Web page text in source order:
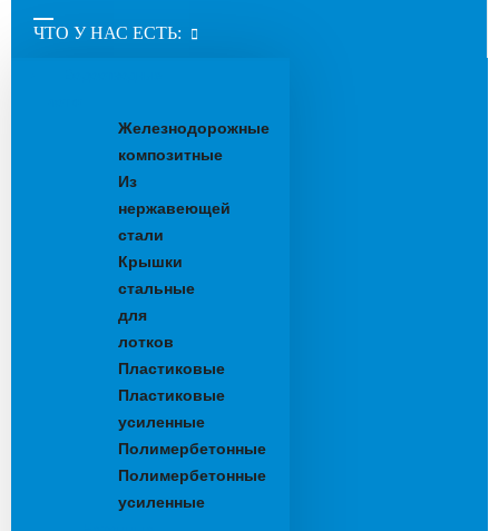
ЧТО У НАС ЕСТЬ:
Железнодорожные
композитные
Из
нержавеющей
стали
Крышки
стальные
для
лотков
Пластиковые
Пластиковые
усиленные
Полимербетонные
Полимербетонные
усиленные